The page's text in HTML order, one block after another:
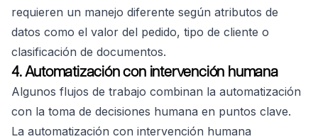
requieren un manejo diferente según atributos de
datos como el valor del pedido, tipo de cliente o
clasificación de documentos.
4. Automatización con intervención humana
Algunos flujos de trabajo combinan la automatización
con la toma de decisiones humana en puntos clave.
La automatización con intervención humana